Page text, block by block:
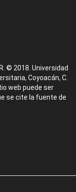
© 2018. Universidad
Coyoacán, C.
web puede ser
se cite la fuente de